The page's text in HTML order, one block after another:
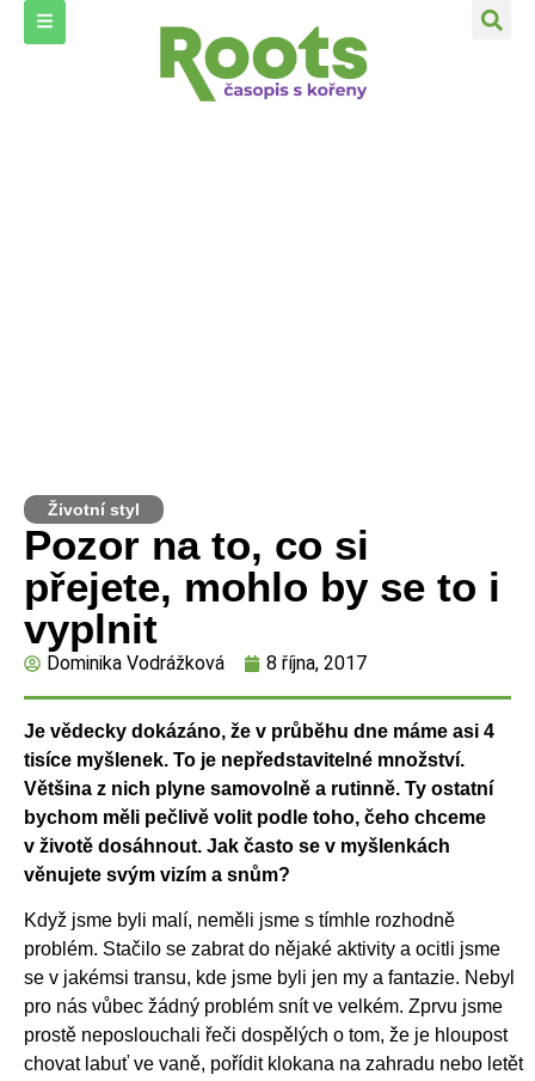
Životní styl
Pozor na to, co si
přejete, mohlo by se to i
vyplnit
Dominika Vodrážková 8 října, 2017
Je vědecky dokázáno, že v průběhu dne máme asi 4
tisíce myšlenek. To je nepředstavitelné množství.
Většina z nich plyne samovolně a rutinně. Ty ostatní
bychom měli pečlivě volit podle toho, čeho chceme
v životě dosáhnout. Jak často se v myšlenkách
věnujete svým vizím a snům?
Když jsme byli malí, neměli jsme s tímhle rozhodně
problém. Stačilo se zabrat do nějaké aktivity a ocitli jsme
se v jakémsi transu, kde jsme byli jen my a fantazie. Nebyl
pro nás vůbec žádný problém snít ve velkém. Zprvu jsme
prostě neposlouchali řeči dospělých o tom, že je hloupost
chovat labuť ve vaně, pořídit klokana na zahradu nebo letět